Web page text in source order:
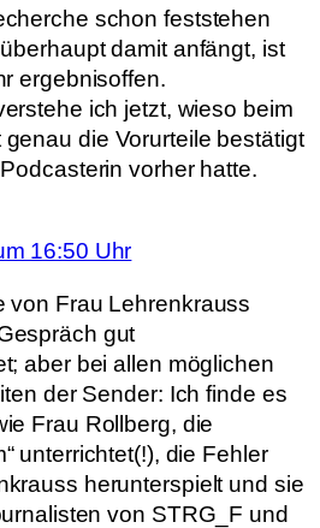
schon feststehen
damit anfängt, ist
ergebnisoffen.
ich jetzt, wieso beim
die Vorurteile bestätigt
vorher hatte.
16:50 Uhr
von Frau Lehrenkrauss
gut
aber bei allen möglichen
der Sender: Ich finde es
Frau Rollberg, die
unterrichtet(!), die Fehler
herunterspielt und sie
von STRG_F und